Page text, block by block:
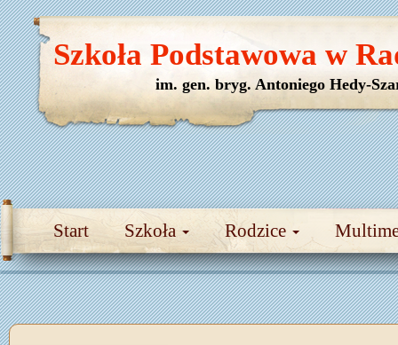
Start Szkoła Rodzice
Szkoła Podstawowa w
im. gen. bryg. Antoniego Hedy-